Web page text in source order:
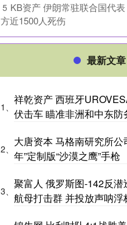
5 ​KB资产 伊朗常驻联合国代
方近1500人死伤
最新文章
1、
祥乾资产 西班牙
伏击车 瞄准非洲和中东防
2、
大唐资本 马格南研究所公
年”定制版“沙漠之鹰”手枪
3、
聚富人 俄罗斯图-142反
航母打击群 并投放声呐浮